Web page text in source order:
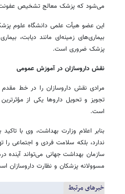
می‌شود که پزشک معالج تشخیص عفونت
این عضو هیأت علمی دانشگاه علوم
بیماری‌های زمینه‌ای مانند دیابت،
پزشک ضروری است.
نقش داروسازان در آموزش عمومی
مرادی نقش داروسازان را در خط
تجویز و تحویل داروها یکی از
است.
بنابر اعلام وزارت بهداشت، وی با
ندارد، بلکه سلامت فردی و اجتماعی
سازمان بهداشت جهانی می‌تواند آینده
مسوولانه پزشکان و نظارت داروسازان
خبرهای مرتبط